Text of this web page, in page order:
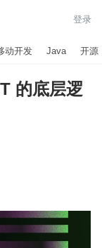
登录
动开发 Java 开源
的底层逻